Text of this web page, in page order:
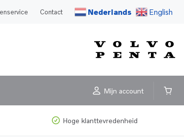
Contact Nederlands English
Mijn account
Hoge klanttevredenheid